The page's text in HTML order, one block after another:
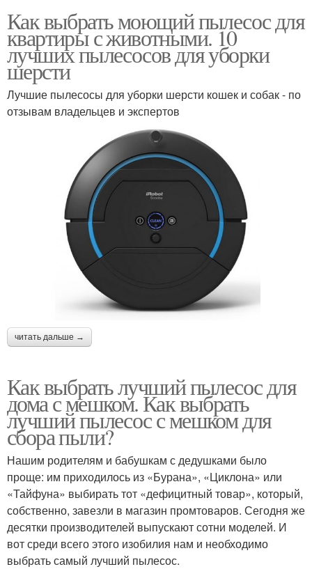
Как выбрать моющий пылесос для
квартиры с животными. 10
лучших пылесосов для уборки
шерсти
Лучшие пылесосы для уборки шерсти кошек и собак - по
отзывам владельцев и экспертов
читать дальше →
Как выбрать лучший пылесос для
дома с мешком. Как выбрать
лучший пылесос с мешком для
сбора пыли?
Нашим родителям и бабушкам с дедушками было
проще: им приходилось из «Бурана», «Циклона» или
«Тайфуна» выбирать тот «дефицитный товар», который,
собственно, завезли в магазин промтоваров. Сегодня же
десятки производителей выпускают сотни моделей. И
вот среди всего этого изобилия нам и необходимо
выбрать самый лучший пылесос.